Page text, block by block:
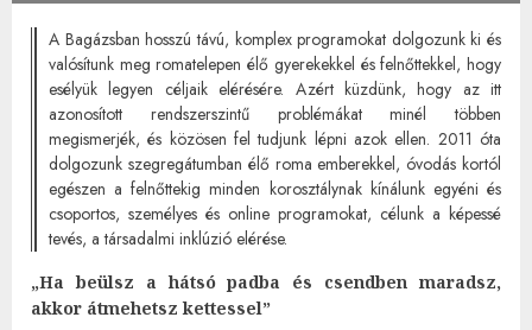
A Bagázsban hosszú távú, komplex programokat dolgozunk ki és
valósítunk meg romatelepen élő gyerekekkel és felnőttekkel, hogy
esélyük legyen céljaik elérésére. Azért küzdünk, hogy az itt
azonosított rendszerszintű problémákat minél többen
megismerjék, és közösen fel tudjunk lépni azok ellen. 2011 óta
dolgozunk szegregátumban élő roma emberekkel, óvodás kortól
egészen a felnőttekig minden korosztálynak kínálunk egyéni és
csoportos, személyes és online programokat, célunk a képessé
tevés, a társadalmi inklúzió elérése.
„Ha beülsz a hátsó padba és csendben maradsz,
akkor átmehetsz kettessel”